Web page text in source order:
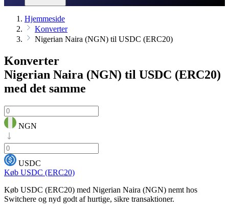
Hjemmeside
Konverter
Nigerian Naira (NGN) til USDC (ERC20)
Konverter
Nigerian Naira (NGN) til USDC (ERC20)
med det samme
NGN
USDC
Køb USDC (ERC20)
Køb USDC (ERC20) med Nigerian Naira (NGN) nemt hos
Switchere og nyd godt af hurtige, sikre transaktioner.